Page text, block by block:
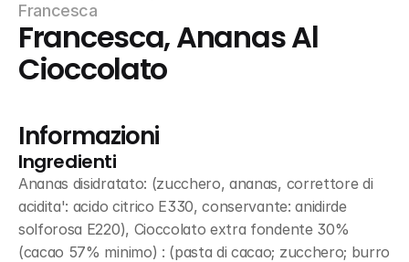
Francesca
Francesca, Ananas Al
Cioccolato
Informazioni
Ingredienti
Ananas disidratato: (zucchero, ananas, correttore di
acidita': acido citrico E330, conservante: anidirde
solforosa E220), Cioccolato extra fondente 30%
(cacao 57% minimo) : (pasta di cacao; zucchero; burro